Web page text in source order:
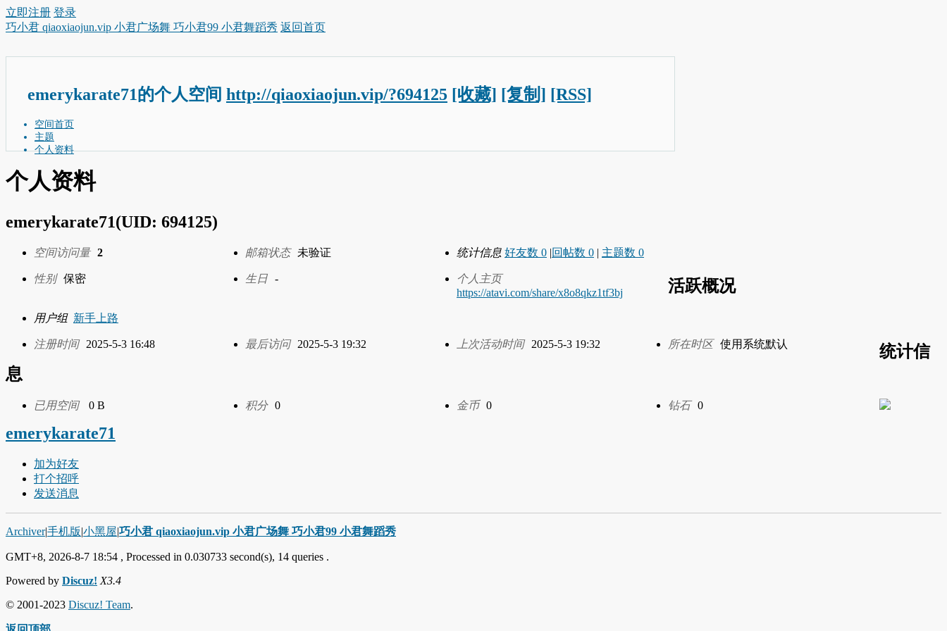
立即注册 登录
巧小君 qiaoxiaojun.vip 小君广场舞 巧小君99 小君舞蹈秀 返回首页
emerykarate71的个人空间 http://qiaoxiaojun.vip/?694125 [收藏] [复制] [RSS]
空间首页
主题
个人资料
个人资料
emerykarate71(UID: 694125)
空间访问量 2 邮箱状态 未验证 统计信息 好友数 0 |回帖数 0 | 主题数 0
性别 保密 生日 -
个人主页
https://atavi.com/share/x8o8qkz1tf3bj
活跃概况
用户组 新手上路
注册时间 2025-5-3 16:48 最后访问 2025-5-3 19:32 上次活动时间 2025-5-3 19:32 所在时区 使用系统默认
统计信
息
已用空间 0 B 积分 0 金币 0 钻石 0
emerykarate71
加为好友
打个招呼
发送消息
Archiver|手机版|小黑屋|巧小君 qiaoxiaojun.vip 小君广场舞 巧小君99 小君舞蹈秀
GMT+8, 2026-8-7 18:54 , Processed in 0.030733 second(s), 14 queries .
Powered by Discuz! X3.4
© 2001-2023 Discuz! Team.